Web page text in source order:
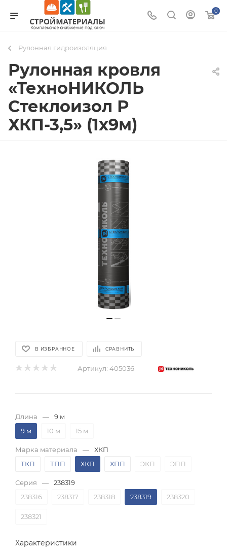
0
Рулонная гидроизоляция
Рулонная кровля
«ТехноНИКОЛЬ
Стеклоизол Р
ХКП-3,5» (1х9м)
В ИЗБРАННОЕ СРАВНИТЬ
Артикул: 405036
Длина —
9 м
9 м
10 м 15 м
Марка материала —
ХКП
ТКП
ТПП ХКП ХПП ЭКП ЭПП
Серия —
238319
238316
238317 238318 238319 238320
238321
Характеристики